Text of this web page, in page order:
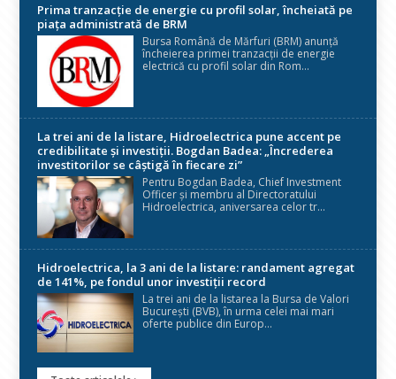
Prima tranzacție de energie cu profil solar, încheiată pe
piața administrată de BRM
Bursa Română de Mărfuri (BRM) anunță
încheierea primei tranzacții de energie
electrică cu profil solar din Rom...
La trei ani de la listare, Hidroelectrica pune accent pe
credibilitate și investiții. Bogdan Badea: „Încrederea
investitorilor se câștigă în fiecare zi”
Pentru Bogdan Badea, Chief Investment
Officer și membru al Directoratului
Hidroelectrica, aniversarea celor tr...
Hidroelectrica, la 3 ani de la listare: randament agregat
de 141%, pe fondul unor investiții record
La trei ani de la listarea la Bursa de Valori
București (BVB), în urma celei mai mari
oferte publice din Europ...